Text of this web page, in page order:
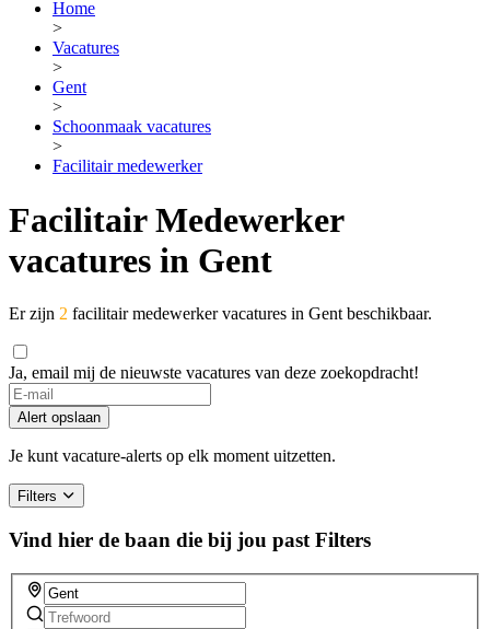
Home
>
Vacatures
>
Gent
>
Schoonmaak vacatures
>
Facilitair medewerker
Facilitair Medewerker
vacatures in Gent
Er zijn 2 facilitair medewerker vacatures in Gent beschikbaar.
Ja, email mij de nieuwste vacatures van deze zoekopdracht!
If
you
are
a
ignore
this
field
Alert opslaan
Je kunt vacature-alerts op elk moment uitzetten.
Filters
Vind hier de baan die bij jou past Filters